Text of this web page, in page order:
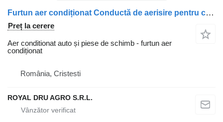
Furtun aer condiționat Conductă de aerisire pentru camion Carter Scania S-1016 522
Preț la cerere
Aer conditionat auto și piese de schimb - furtun aer
condiționat
România, Cristesti
ROYAL DRU AGRO S.R.L.